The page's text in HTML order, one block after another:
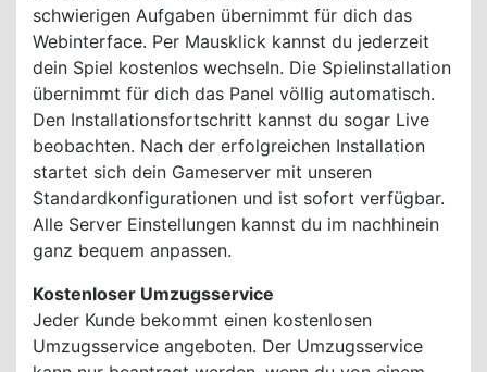
schwierigen Aufgaben übernimmt für dich das
Webinterface. Per Mausklick kannst du jederzeit
dein Spiel kostenlos wechseln. Die Spielinstallation
übernimmt für dich das Panel völlig automatisch.
Den Installationsfortschritt kannst du sogar Live
beobachten. Nach der erfolgreichen Installation
startet sich dein Gameserver mit unseren
Standardkonfigurationen und ist sofort verfügbar.
Alle Server Einstellungen kannst du im nachhinein
ganz bequem anpassen.
Kostenloser Umzugsservice
Jeder Kunde bekommt einen kostenlosen
Umzugsservice angeboten. Der Umzugsservice